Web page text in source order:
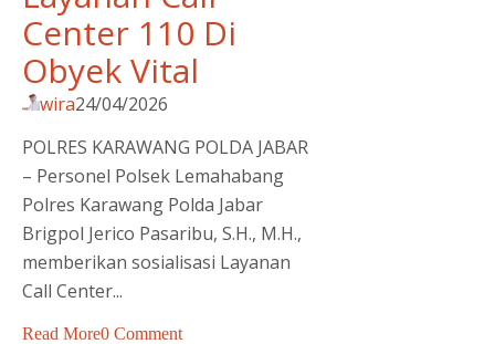
Center 110 Di
Obyek Vital
wira24/04/2026
POLRES KARAWANG POLDA JABAR
– Personel Polsek Lemahabang
Polres Karawang Polda Jabar
Brigpol Jerico Pasaribu, S.H., M.H.,
memberikan sosialisasi Layanan
Call Center...
Read More0 Comment